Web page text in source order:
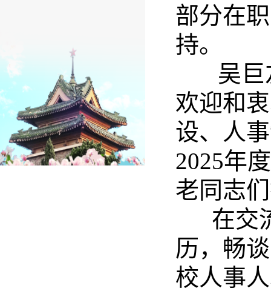
部分在
持。
吴巨友
欢迎和
设、人
2025年
老同志
在交流
历，畅
校人事